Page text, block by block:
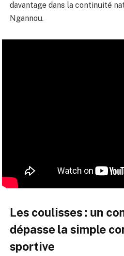
davantage dans la continuité
Ngannou.
Les coulisses : un
dépasse la simple
sportive